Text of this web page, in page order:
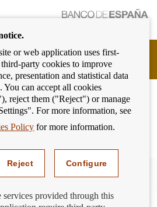
financiadas:
en tu
or web application uses first-
party cookies to improve
presentation and statistical data
You can accept all cookies
reject them ("Reject") or manage
For more information, see
Policy for more information.
Reject Configure
services provided through this